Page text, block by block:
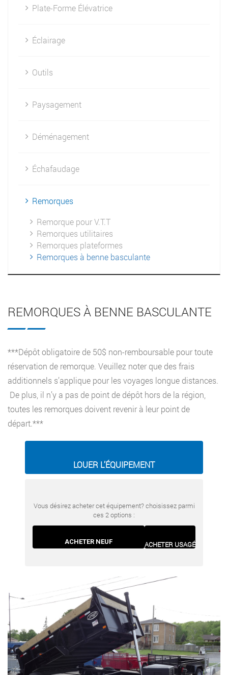
Plate-Forme Élévatrice
Éclairage
Outils
Paysagement
Déménagement
Échafaudage
Remorques
Remorque pour V.T.T
Remorques utilitaires
Remorques plateformes
Remorques à benne basculante
REMORQUES À BENNE BASCULANTE
***Dépôt obligatoire de 50$ non-remboursable pour toute
réservation de remorque. Veuillez noter que des frais
additionnels s’applique pour les voyages longue distances.
De plus, il n’y a pas de point de dépôt hors de la région,
toutes les remorques doivent revenir à leur point de
départ.***
LOUER L’ÉQUIPEMENT
Vous désirez acheter cet équipement? choisissez parmi
ces 2 options :
ACHETER NEUF ACHETER USAGÉ